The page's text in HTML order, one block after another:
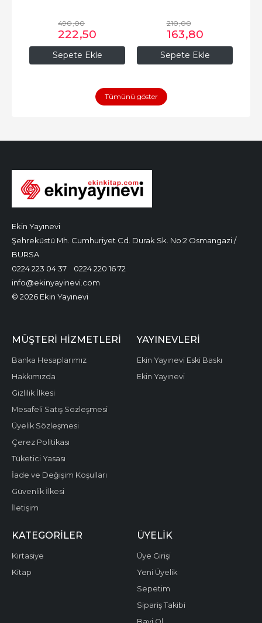
Sepete Ekle
490,00
222,50
Sepete Ekle
210,00
163,80
Tümünü göster
Ekin Yayınevi
Şehreküstü Mh. Cumhuriyet Cd. Durak Sk. No:2 Osmangazi /
BURSA
0224 223 04 37
0224 220 16 72
info@ekinyayinevi.com
© 2026 Ekin Yayınevi
MÜŞTERI HIZMETLERI
Banka Hesaplarımız
Hakkımızda
Gizlilik İlkesi
Mesafeli Satış Sözleşmesi
Üyelik Sözleşmesi
Çerez Politikası
Tüketici Yasası
İade ve Değişim Koşulları
Güvenlik İlkesi
İletişim
YAYINEVLERI
Ekin Yayınevi Eski Baskı
Ekin Yayınevi
KATEGORILER
Kırtasiye
Kitap
ÜYELIK
Üye Girişi
Yeni Üyelik
Sepetim
Sipariş Takibi